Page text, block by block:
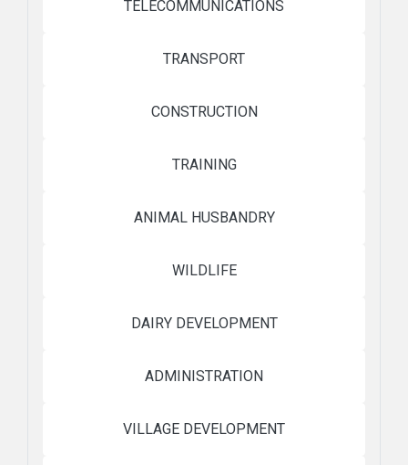
TELECOMMUNICATIONS
TRANSPORT
CONSTRUCTION
TRAINING
ANIMAL HUSBANDRY
WILDLIFE
DAIRY DEVELOPMENT
ADMINISTRATION
VILLAGE DEVELOPMENT